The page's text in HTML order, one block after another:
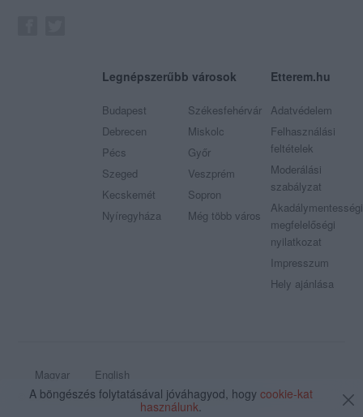
Legnépszerűbb városok
Budapest
Debrecen
Pécs
Szeged
Kecskemét
Nyíregyháza
Székesfehérvár
Miskolc
Győr
Veszprém
Sopron
Még több város
Etterem.hu
Adatvédelem
Felhasználási
feltételek
Moderálási
szabályzat
Akadálymentességi
megfelelőségi
nyilatkozat
Impresszum
Hely ajánlása
Magyar
English
© 2009 - 2026 Etterem.hu - Minden jog fenntartva
A böngészés folytatásával jóváhagyod, hogy cookie-kat
használunk.